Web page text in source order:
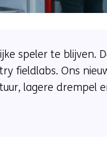
speler te blijven.
fieldlabs. Ons
lagere drempel